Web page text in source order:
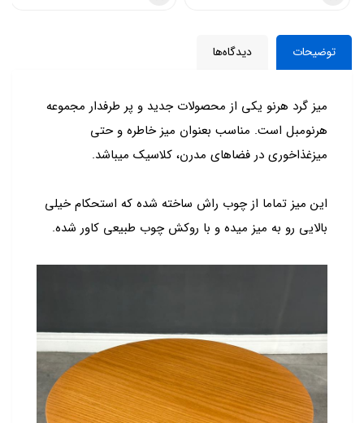
توضیحات دیدگاه‌ها
میز گرد هرنو یکی از محصولات جدید و پر طرفدار مجموعه
هرنومبل است. مناسب بعنوان میز خاطره و حتی
میزغذاخوری در فضاهای مدرن، کلاسیک میباشد.
این میز تماما از چوب راش ساخته شده که استحکام خیلی
بالایی رو به میز میده و با روکش چوب طبیعی کاور شده.